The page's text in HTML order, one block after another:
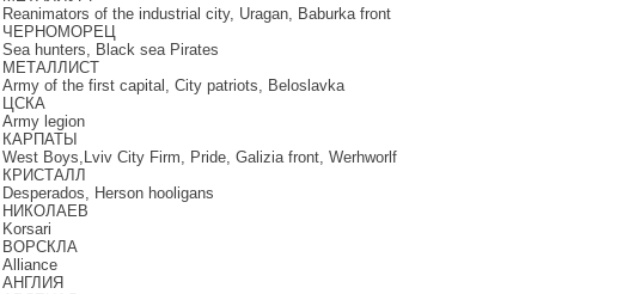
Reanimators of the industrial city, Uragan, Baburka front
ЧЕРНОМОРЕЦ
Sea hunters, Black sea Pirates
МЕТАЛЛИСТ
Army of the first capital, City patriots, Beloslavka
ЦСКА
Army legion
КАРПАТЫ
West Boys,Lviv City Firm, Pride, Galizia front, Werhworlf
КРИСТАЛЛ
Desperados, Herson hooligans
НИКОЛАЕВ
Korsari
ВОРСКЛА
Alliance
АНГЛИЯ